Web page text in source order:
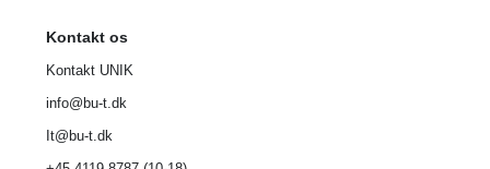
Kontakt os
Kontakt UNIK
info@bu-t.dk
It@bu-t.dk